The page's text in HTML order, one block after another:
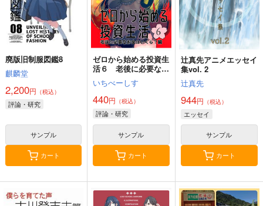
廃版旧制服図鑑8
麒麟堂
2,200円 （税込）
評論・研究
サンプル
カート
ゼロから始める投資生
活６ 老後に必要なお
金はいくら？編
いちべーしす
440円 （税込）
評論・研究
サンプル
カート
辻真先アニメエッセイ
集vol. 2
辻真先
944円 （税込）
エッセイ
サンプル
カート